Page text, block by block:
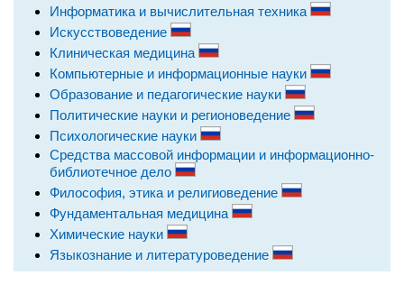
Информатика и вычислительная техника
Искусствоведение
Клиническая медицина
Компьютерные и информационные науки
Образование и педагогические науки
Политические науки и регионоведение
Психологические науки
Средства массовой информации и информационно-
библиотечное дело
Философия, этика и религиоведение
Фундаментальная медицина
Химические науки
Языкознание и литературоведение